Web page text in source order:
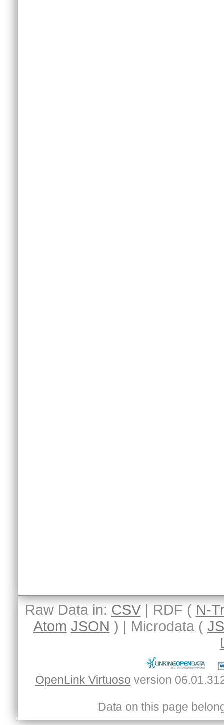
Raw Data in: CSV| RDF ( N-
Atom JSON ) | Microdata (
OpenLink Virtuoso
Data on this page